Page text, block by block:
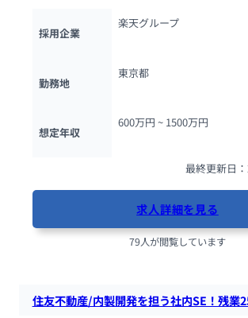
採用企業
楽天グループ
勤務地
東京都
想定年収
600万円 ~ 1500万円
最終更新日
求人詳細を見る
79人が閲覧しています
住友不動産/内製開発を担う社内SE！残業